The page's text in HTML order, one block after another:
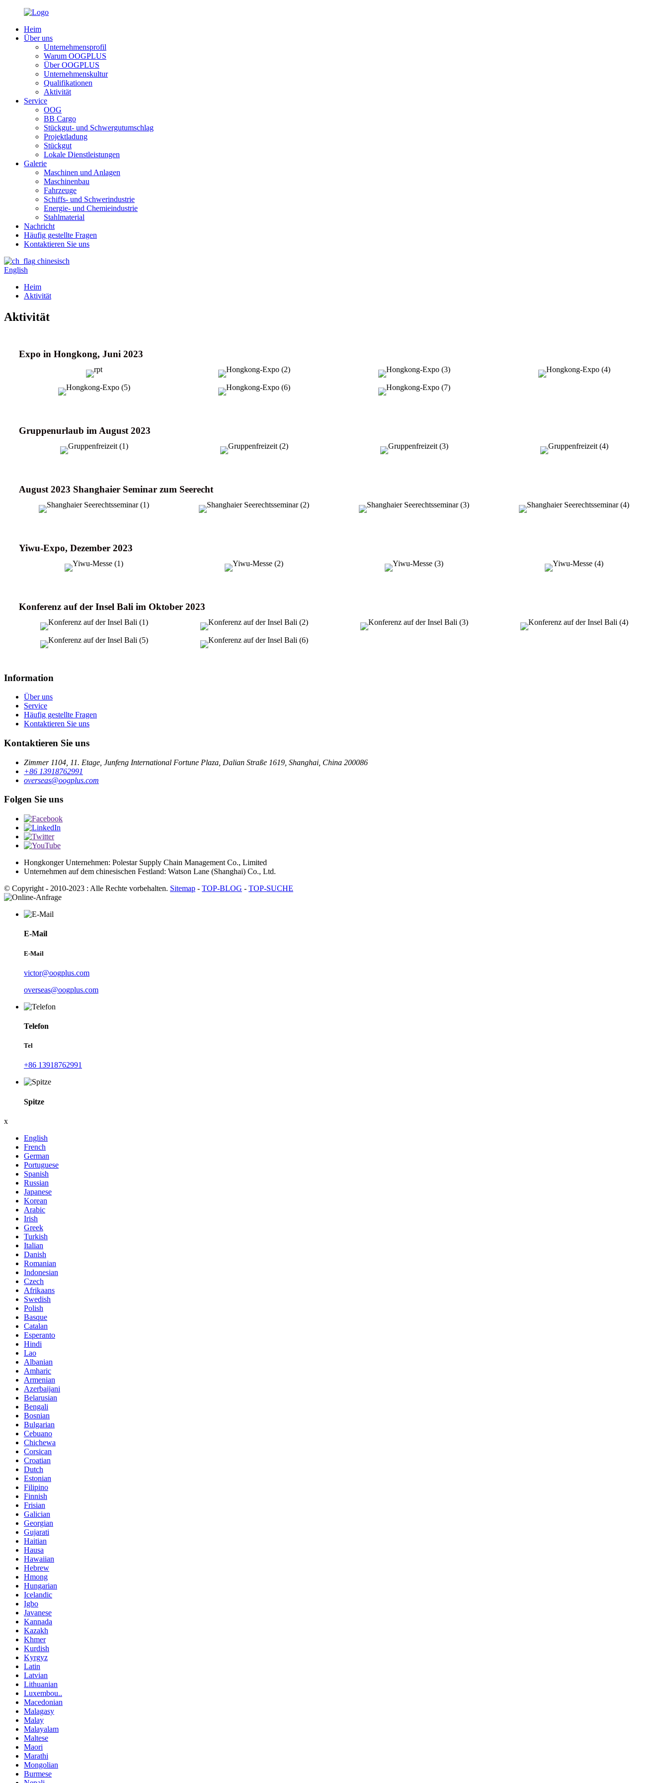
Heim
Über uns
Unternehmensprofil
Warum OOGPLUS
Über OOGPLUS
Unternehmenskultur
Qualifikationen
Aktivität
Service
OOG
BB Cargo
Stückgut- und Schwergutumschlag
Projektladung
Stückgut
Lokale Dienstleistungen
Galerie
Maschinen und Anlagen
Maschinenbau
Fahrzeuge
Schiffs- und Schwerindustrie
Energie- und Chemieindustrie
Stahlmaterial
Nachricht
Häufig gestellte Fragen
Kontaktieren Sie uns
chinesisch
English
Heim
Aktivität
Aktivität
Expo in Hongkong, Juni 2023
Gruppenurlaub im August 2023
August 2023 Shanghaier Seminar zum Seerecht
Yiwu-Expo, Dezember 2023
Konferenz auf der Insel Bali im Oktober 2023
Information
Über uns
Service
Häufig gestellte Fragen
Kontaktieren Sie uns
Kontaktieren Sie uns
Zimmer 1104, 11. Etage, Junfeng International Fortune Plaza, Dalian Straße 1619, Shanghai, China 200086
+86 13918762991
overseas@oogplus.com
Folgen Sie uns
Hongkonger Unternehmen: Polestar Supply Chain Management Co., Limited
Unternehmen auf dem chinesischen Festland: Watson Lane (Shanghai) Co., Ltd.
© Copyright - 2010-2023 : Alle Rechte vorbehalten. Sitemap - TOP-BLOG - TOP-SUCHE
E-Mail
E-Mail
victor@oogplus.com
overseas@oogplus.com
Telefon
Tel
+86 13918762991
Spitze
x
English
French
German
Portuguese
Spanish
Russian
Japanese
Korean
Arabic
Irish
Greek
Turkish
Italian
Danish
Romanian
Indonesian
Czech
Afrikaans
Swedish
Polish
Basque
Catalan
Esperanto
Hindi
Lao
Albanian
Amharic
Armenian
Azerbaijani
Belarusian
Bengali
Bosnian
Bulgarian
Cebuano
Chichewa
Corsican
Croatian
Dutch
Estonian
Filipino
Finnish
Frisian
Galician
Georgian
Gujarati
Haitian
Hausa
Hawaiian
Hebrew
Hmong
Hungarian
Icelandic
Igbo
Javanese
Kannada
Kazakh
Khmer
Kurdish
Kyrgyz
Latin
Latvian
Lithuanian
Luxembou..
Macedonian
Malagasy
Malay
Malayalam
Maltese
Maori
Marathi
Mongolian
Burmese